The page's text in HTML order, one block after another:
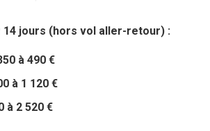
14 jours (hors vol aller-retour) :
à490 €
à 1 120 €
à 2 520 €